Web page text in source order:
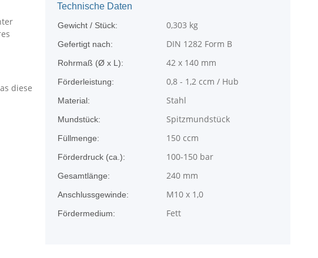
diese
Technische Daten
Gewicht / Stück: 0,303 kg
Gefertigt nach: DIN 1282 Form B
Rohrmaß (Ø x L): 42 x 140 mm
Förderleistung: 0,8 - 1,2 ccm / Hub
Material: Stahl
Mundstück: Spitzmundstück
Füllmenge: 150 ccm
Förderdruck (ca.): 100-150 bar
Gesamtlänge: 240 mm
Anschlussgewinde: M10 x 1,0
Fördermedium: Fett